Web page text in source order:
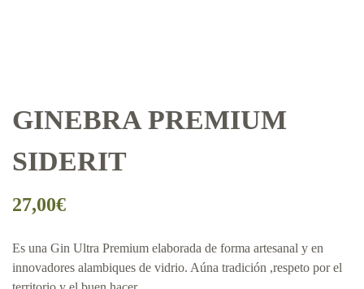
GINEBRA PREMIUM
SIDERIT
27,00€
Es una Gin Ultra Premium elaborada de forma artesanal y en
innovadores alambiques de vidrio. Aúna tradición ,respeto por el